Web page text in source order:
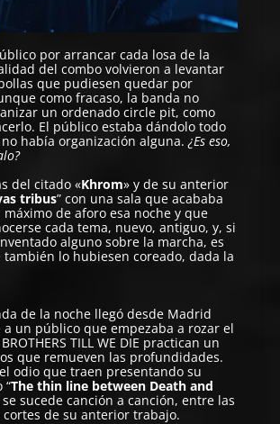
por arrancar cada losa de la
del combo volvieron a levantar
que pudiesen quedar por
como fracaso, la banda no
un ordenado circle pit, como
El público estaba dándolo todo
había organización alguna. ¿Es eso,
del citado «Khrom» y de su anterior
tribus” con una sala que acababa
de aforo esa noche y que
cada tema, nuevo, antiguo, y, si
alguno sobre la marcha, es
lo hubiesen coreado, dada la
de la noche llegó desde Madrid
un público que empezaba a rozar el
BROTHERS TILL WE DIE practican un
que remueven las profundidades.
odio que traen presentando su
“The thin line between Death and
se sucede canción a canción, entre las
de su anterior trabajo.